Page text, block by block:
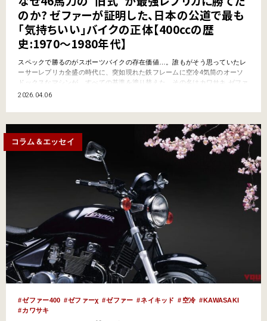
のか? ゼファーが証明した、日本の公道で最も
「気持ちいい」バイクの正体【400ccの歴
史:1970～1980年代】
スペックで勝るのがスポーツバイクの存在価値…。誰もがそう思っていたレ
ーサーレプリカ全盛の時代に、突如現れた鉄フレームに空冷4気筒のオーソ
ドックスなマシンが、すべての基準を塗り替えた。その名はカワサキ ゼファ
ーだ! ●文:ヤングマシン編集部(宮田健一) ●写真:真弓悟史 前時代的な46psの
して’80年代半ばに始まったレ…
2026.04.06
コラム＆エッセイ
ゼファー400 ゼファーχ ゼファー ネイキッド 空冷
KAWASAKI
カワサキ